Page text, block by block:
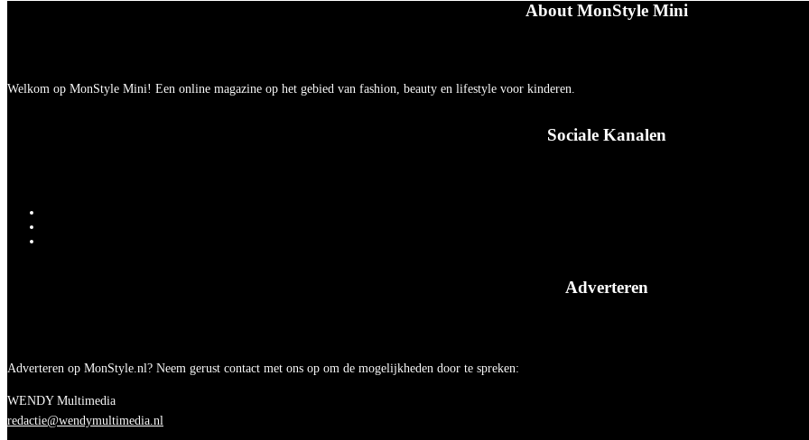
About MonStyle Mini
Welkom op MonStyle Mini! Een online magazine op het gebied van fashion, beauty en lifestyle voor kinderen.
Sociale Kanalen
Adverteren
Adverteren op MonStyle.nl? Neem gerust contact met ons op om de mogelijkheden door te spreken:
WENDY Multimedia
redactie@wendymultimedia.nl